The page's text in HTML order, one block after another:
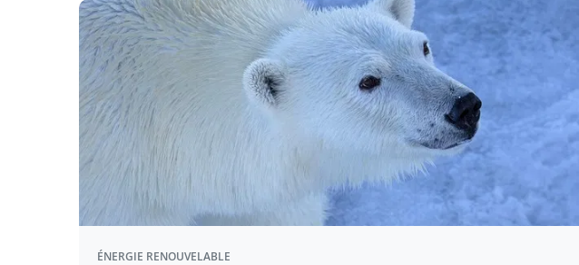
ÉNERGIE RENOUVELABLE